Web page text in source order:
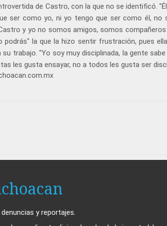
de Castro, con la que no se identificó.
ser como yo, ni yo tengo que ser como él, no
y yo no somos amigos, somos
podrás" la que la hizo sentir frustración, pues
su trabajo. "Yo soy muy disciplinada, la gente
les gusta ensayar, no a todos les gusta ser
y reportajes.